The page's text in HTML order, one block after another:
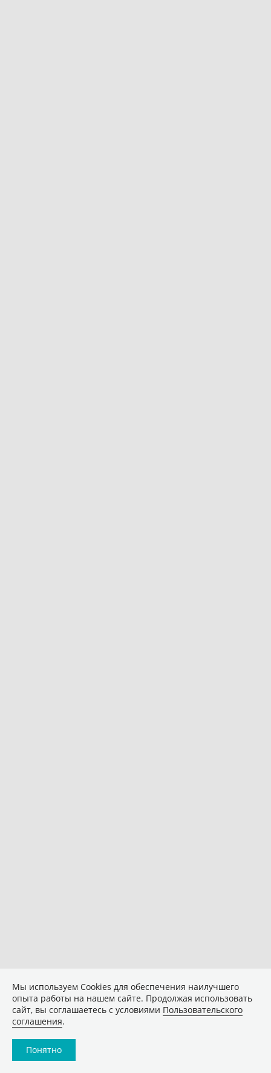
Мы используем Сookies для обеспечения наилучшего
опыта работы на нашем сайте. Продолжая использовать
сайт, вы соглашаетесь с условиями Пользовательского
соглашения.
Понятно